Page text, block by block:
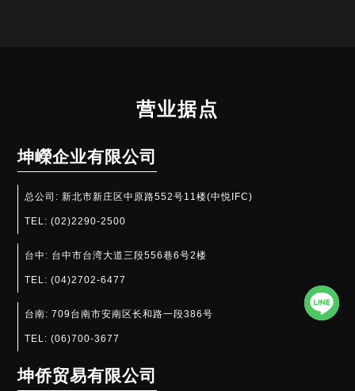
营业据点
坤嶸企业有限公司
总公司:新北市新庄区中原路552号11楼(中悦IFC)
TEL:(02)2290-2500
台中: 台中市台湾大道三段556巷6号2楼
TEL:(04)2702-6477
台南:709台南市安南区长和路一段386号
TEL:(06)700-3677
坤侨贸易有限公司